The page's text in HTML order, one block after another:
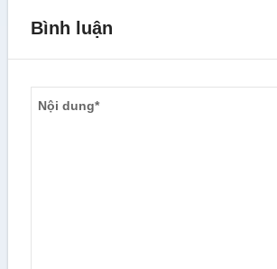
Bình luận